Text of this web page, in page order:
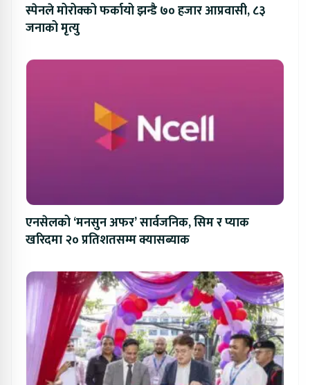
स्पेनले मोरोक्को फर्कायो झन्डै ७० हजार आप्रवासी, ८३
जनाको मृत्यु
एनसेलको ‘मनसुन अफर’ सार्वजनिक, सिम र प्याक
खरिदमा २० प्रतिशतसम्म क्यासब्याक